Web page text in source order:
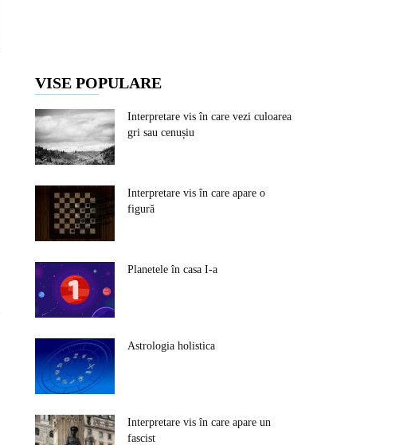
VISE POPULARE
Interpretare vis în care vezi culoarea
gri sau cenușiu
Interpretare vis în care apare o
figură
Planetele în casa I-a
Astrologia holistica
Interpretare vis în care apare un
fascist